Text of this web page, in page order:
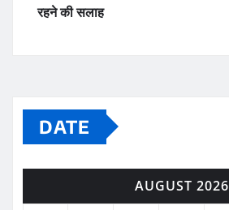
रहने की सलाह
DATE
AUGUST 2026